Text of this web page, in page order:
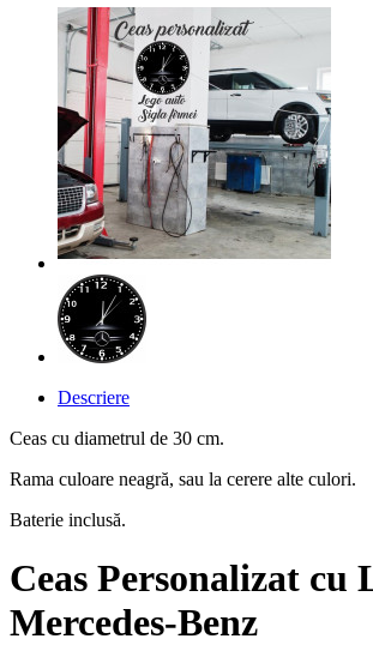
Descriere
Ceas cu diametrul de 30 cm.
Rama culoare neagră, sau la cerere alte culori.
Baterie inclusă.
Ceas Personalizat cu
Mercedes-Benz